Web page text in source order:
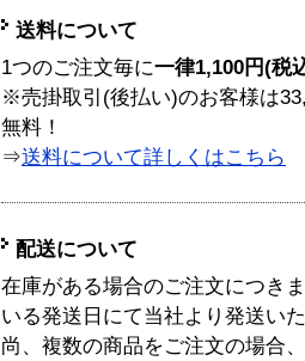
送料について
1つのご注文毎に一律1,100円(税
※売掛取引(後払い)のお客様は
無料！
⇒送料について詳しくはこちら
配送について
在庫がある場合のご注文につき
いる発送日にて当社より発送い
尚、複数の商品をご注文の場合